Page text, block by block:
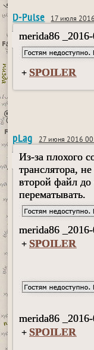
D-Pulse 17 июля
merida86
+ SPOILER
pLag 27 июня 2016
Из-за плохого
транслятора,
второй файл
перематывать.
merida86
+ SPOILER
merida86
+ SPOILER